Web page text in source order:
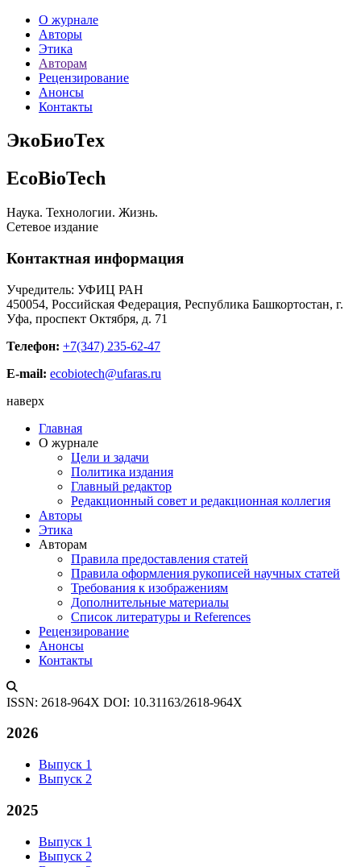
О журнале
Авторы
Этика
Авторам
Рецензирование
Анонсы
Контакты
ЭкоБиоТех
EcoBioTech
Наука. Технологии. Жизнь.
Сетевое издание
Контактная информация
Учредитель: УФИЦ РАН
450054, Российская Федерация, Республика Башкортостан, г.
Уфа, проспект Октября, д. 71
Телефон: +7(347) 235-62-47
E-mail: ecobiotech@ufaras.ru
наверх
Главная
О журнале
Цели и задачи
Политика издания
Главный редактор
Редакционный совет и редакционная коллегия
Авторы
Этика
Авторам
Правила предоставления статей
Правила оформления рукописей научных статей
Требования к изображениям
Дополнительные материалы
Список литературы и References
Рецензирование
Анонсы
Контакты
ISSN: 2618-964X DOI: 10.31163/2618-964X
2026
Выпуск 1
Выпуск 2
2025
Выпуск 1
Выпуск 2